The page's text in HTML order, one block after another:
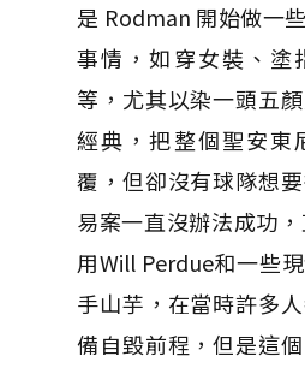
是 Rodman 開始做一
事情，如穿女裝、塗
等，尤其以染一頭五
經典，把整個聖安東
覆，但卻沒有球隊想
易案一直沒辦法成功
用Will Perdue和一些
手山芋，在當時許多
備自毀前程，但是這